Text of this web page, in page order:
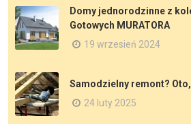
Domy jednorodzinne z
Gotowych MURATORA
19 wrzesień 2024
Samodzielny remont?
24 luty 2025